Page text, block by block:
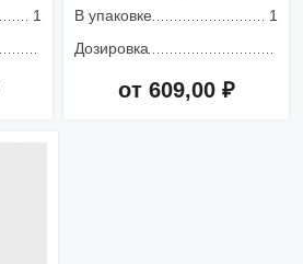
1
В упаковке
1
Дозировка
от 609,00 ₽